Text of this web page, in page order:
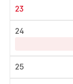
23
24
25